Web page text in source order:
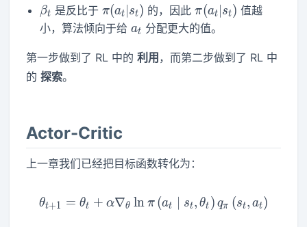
\beta_t
βt 是反比于 \pi(a_t|s_t)
π(at st ) 的，因此\pi(a_t|s_t)
π(at st ) 值越
小，算法倾向于给 a_t
at 分配更大的值。
第一步做到了 RL 中的利用，而第二步做到了 RL 中
的探索。
Actor-Critic
上一章我们已经把目标函数转化为：
θt+1 = θt + α∇θ ln π (at st, θt ) qπ (st, at )